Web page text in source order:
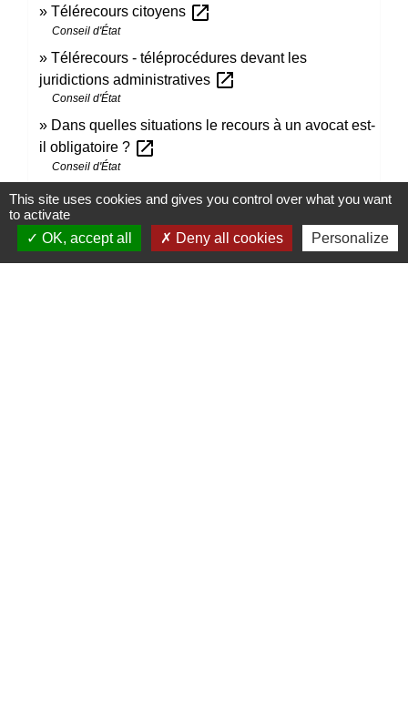
Télérecours citoyens open_in_new
Conseil d'État
Télérecours - téléprocédures devant les
juridictions administratives open_in_new
Conseil d'État
Dans quelles situations le recours à un avocat est-
il obligatoire ? open_in_new
Conseil d'État
Signaler une erreur sur cette page
This site uses cookies and gives you control over what you want
to activate
OK, accept all
Deny all cookies Personalize